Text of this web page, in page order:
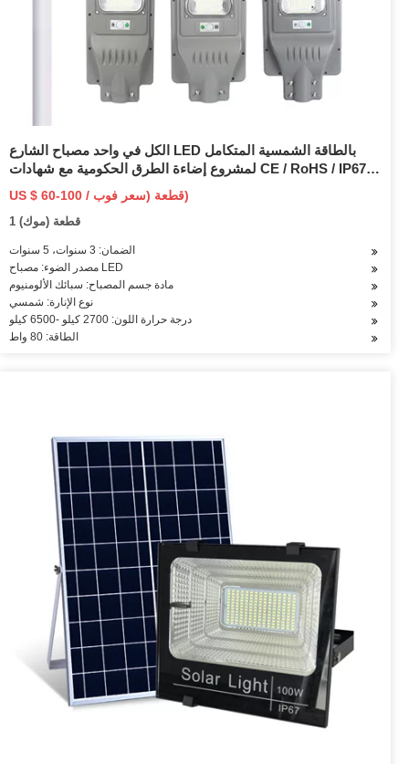
الكل في واحد مصباح الشارع LED بالطاقة الشمسية المتكامل
لمشروع إضاءة الطرق الحكومية مع شهادات CE / RoHS / IP67 /
Ik10 / CB / IEC / TUV-Sud
US $ 60-100 / قطعة (سعر فوب)
1 قطعة (موك)
الضمان: 3 سنوات، 5 سنوات
مصدر الضوء: مصباح LED
مادة جسم المصباح: سبائك الألومنيوم
نوع الإنارة: شمسي
درجة حرارة اللون: 2700 كيلو -6500 كيلو
الطاقة: 80 واط